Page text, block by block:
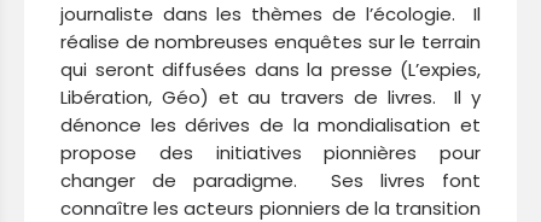
journaliste dans les thèmes de l’écologie. Il
réalise de nombreuses enquêtes sur le terrain
qui seront diffusées dans la presse (L’expies,
Libération, Géo) et au travers de livres. Il y
dénonce les dérives de la mondialisation et
propose des initiatives pionnières pour
changer de paradigme. Ses livres font
connaître les acteurs pionniers de la transition